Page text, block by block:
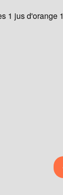
1 jus d'orange 1